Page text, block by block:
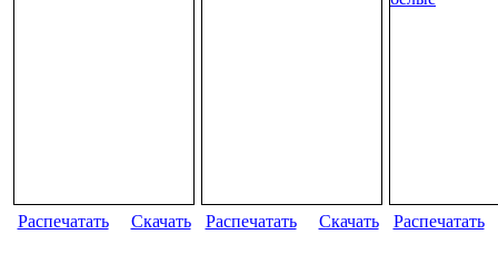
Распечатать Скачать Распечатать Скачать Распечатать